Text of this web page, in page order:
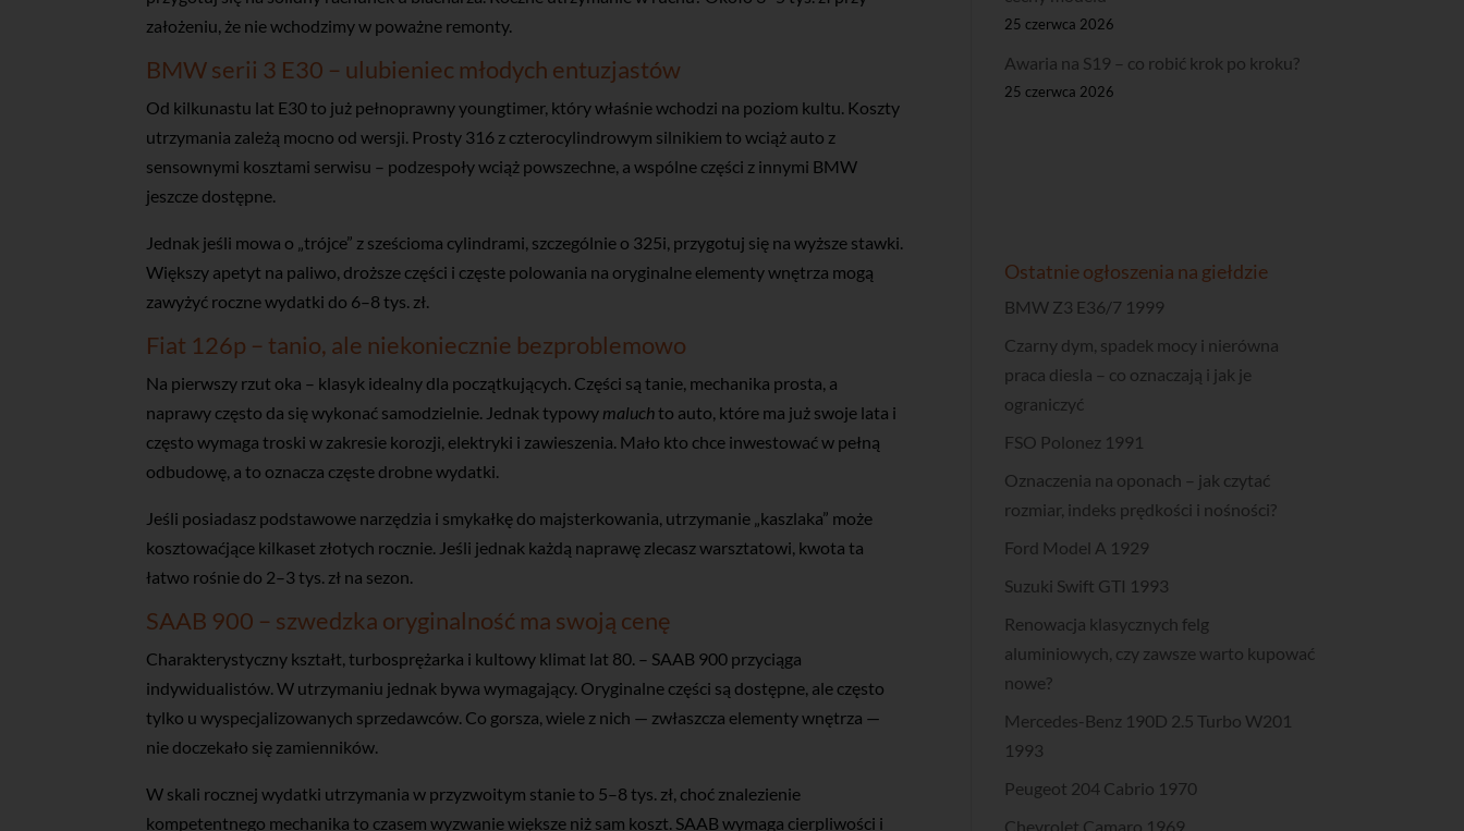
założeniu, że nie wchodzimy w poważne remonty.
BMW serii 3 E30 – ulubieniec młodych entuzjastów
Od kilkunastu lat E30 to już pełnoprawny youngtimer, który właśnie wchodzi na poziom kultu. Koszty
utrzymania zależą mocno od wersji. Prosty 316 z czterocylindrowym silnikiem to wciąż auto z
sensownymi kosztami serwisu – podzespoły wciąż powszechne, a wspólne części z innymi BMW
jeszcze dostępne.
Jednak jeśli mowa o „trójce” z sześcioma cylindrami, szczególnie o 325i, przygotuj się na wyższe stawki.
Większy apetyt na paliwo, droższe części i częste polowania na oryginalne elementy wnętrza mogą
zawyżyć roczne wydatki do 6–8 tys. zł.
Fiat 126p – tanio, ale niekoniecznie bezproblemowo
Na pierwszy rzut oka – klasyk idealny dla początkujących. Części są tanie, mechanika prosta, a
naprawy często da się wykonać samodzielnie. Jednak typowy maluchto auto, które ma już swoje lata i
często wymaga troski w zakresie korozji, elektryki i zawieszenia. Mało kto chce inwestować w pełną
odbudowę, a to oznacza częste drobne wydatki.
Jeśli posiadasz podstawowe narzędzia i smykałkę do majsterkowania, utrzymanie „kaszlaka” może
kosztowaćjące kilkaset złotych rocznie. Jeśli jednak każdą naprawę zlecasz warsztatowi, kwota ta
łatwo rośnie do 2–3 tys. zł na sezon.
SAAB 900 – szwedzka oryginalność ma swoją cenę
Charakterystyczny kształt, turbosprężarka i kultowy klimat lat 80. – SAAB 900 przyciąga
indywidualistów. W utrzymaniu jednak bywa wymagający. Oryginalne części są dostępne, ale często
tylko u wyspecjalizowanych sprzedawców. Co gorsza, wiele z nich — zwłaszcza elementy wnętrza —
nie doczekało się zamienników.
W skali rocznej wydatki utrzymania w przyzwoitym stanie to 5–8 tys. zł, choć znalezienie
kompetentnego mechanika to czasem wyzwanie większe niż sam koszt. SAAB wymaga cierpliwości i
25 czerwca 2026
Awaria na S19 – co robić krok po kroku?
25 czerwca 2026
Ostatnie ogłoszenia na giełdzie
BMW Z3 E36/7 1999
Czarny dym, spadek mocy i nierówna
praca diesla – co oznaczają i jak je
ograniczyć
FSO Polonez 1991
Oznaczenia na oponach – jak czytać
rozmiar, indeks prędkości i nośności?
Ford Model A 1929
Suzuki Swift GTI 1993
Renowacja klasycznych felg
aluminiowych, czy zawsze warto kupować
nowe?
Mercedes-Benz 190D 2.5 Turbo W201
1993
Peugeot 204 Cabrio 1970
Chevrolet Camaro 1969